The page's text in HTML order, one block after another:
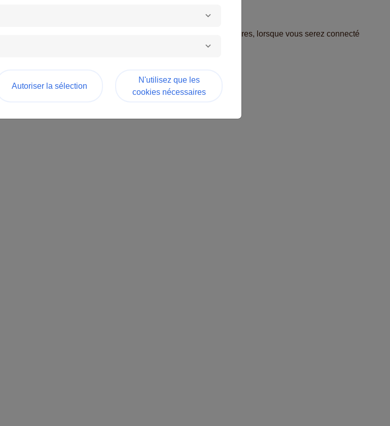
"Introduire une demande", vous aurez accès à deux formulaires, lorsque vous serez connecté
Santé
Autoriser la sélection
N'utilisez que les
cookies nécessaires